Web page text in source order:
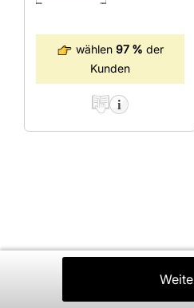
wählen 97 % der
Kunden